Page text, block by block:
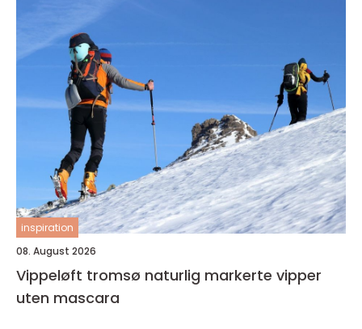
inspiration
08. August 2026
Vippeløft tromsø naturlig markerte vipper
uten mascara